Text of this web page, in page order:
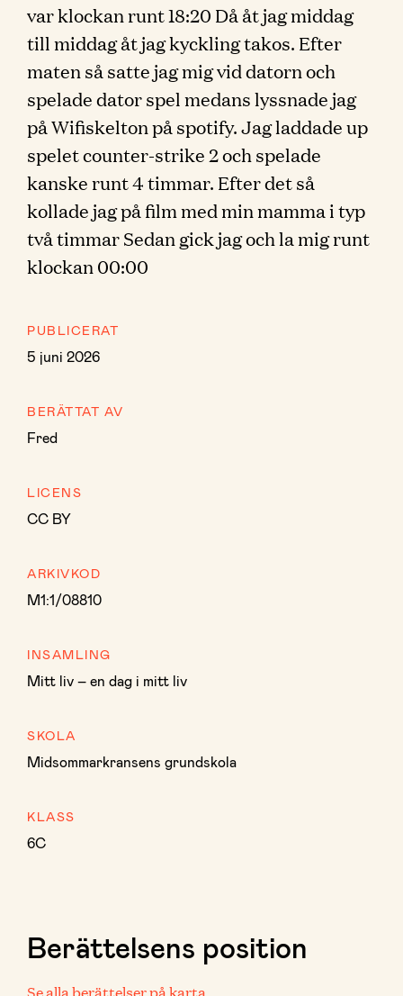
var klockan runt 18:20 Då åt jag middag
till middag åt jag kyckling takos. Efter
maten så satte jag mig vid datorn och
spelade dator spel medans lyssnade jag
på Wifiskelton på spotify. Jag laddade up
spelet counter-strike 2 och spelade
kanske runt 4 timmar. Efter det så
kollade jag på film med min mamma i typ
två timmar Sedan gick jag och la mig runt
klockan 00:00
PUBLICERAT
5 juni 2026
BERÄTTAT AV
Fred
LICENS
CC BY
ARKIVKOD
M1:1/08810
INSAMLING
Mitt liv – en dag i mitt liv
SKOLA
Midsommarkransens grundskola
KLASS
6C
Berättelsens position